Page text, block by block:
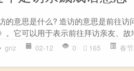
的意思是什么? 造访的意思是前往
。它可以用于表示前往拜访亲友、故
gnz 02-12 0 165 春